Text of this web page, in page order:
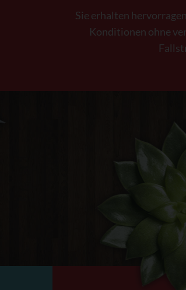
Sie erhalten
Konditionen ohne